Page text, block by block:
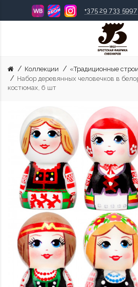
+375 29 733 5997
Коллекции
«Традиционные
Набор деревянных человечков в
костюмах, 6 шт